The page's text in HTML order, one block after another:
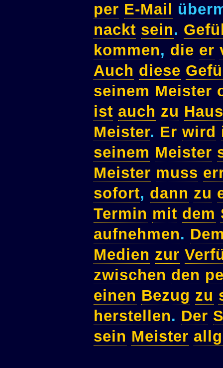
per E-Mail
nackt sein.
kommen, die er
Auch diese
seinem Meister
ist auch zu
Meister. Er wird
seinem Meister
Meister muss
sofort, dann zu
Termin mit dem
aufnehmen.
Medien zur
zwischen den
einen Bezug zu
herstellen. Der
sein Meister